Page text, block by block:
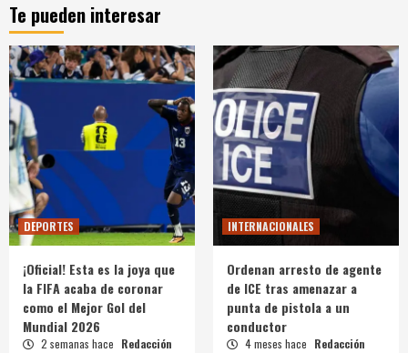
Te pueden interesar
DEPORTES
¡Oficial! Esta es la joya que
la FIFA acaba de coronar
como el Mejor Gol del
Mundial 2026
2 semanas hace Redacción
INTERNACIONALES
Ordenan arresto de agente
de ICE tras amenazar a
punta de pistola a un
conductor
4 meses hace Redacción